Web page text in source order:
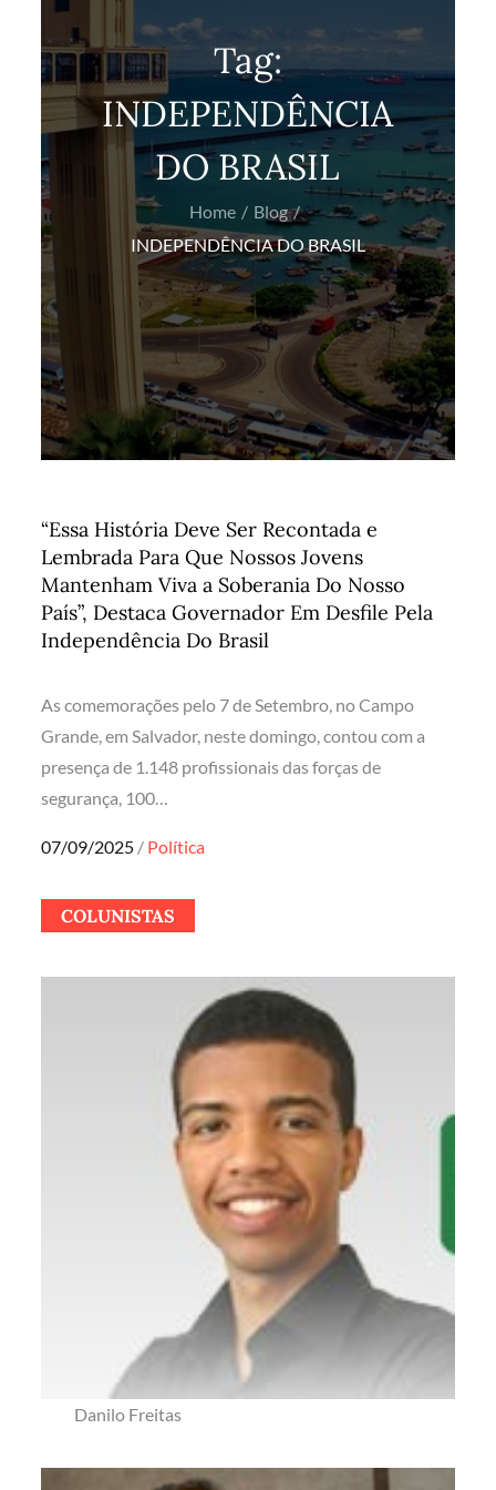
Tag:
INDEPENDÊNCIA
DO BRASIL
Home
Blog
INDEPENDÊNCIA DO BRASIL
“Essa História Deve Ser Recontada e
Lembrada Para Que Nossos Jovens
Mantenham Viva a Soberania Do Nosso
País”, Destaca Governador Em Desfile Pela
Independência Do Brasil
As comemorações pelo 7 de Setembro, no Campo
Grande, em Salvador, neste domingo, contou com a
presença de 1.148 profissionais das forças de
segurança, 100…
Posted
07/09/2025 Política
COLUNISTAS
Danilo Freitas